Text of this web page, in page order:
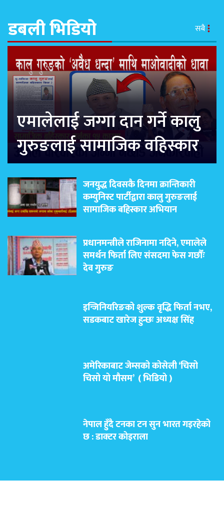
डबली भिडियो सबै
एमालेलाई जग्गा दान गर्ने कालु
गुरुङलाई सामाजिक वहिस्कार
जनयुद्ध दिवसकै दिनमा क्रान्तिकारी
कम्युनिस्ट पार्टीद्वारा कालु गुरुङलाई
सामाजिक बहिस्कार अभियान
प्रधानमन्त्रीले राजिनामा नदिने, एमालेले
समर्थन फिर्ता लिए संसदमा फेस गर्छौंः
देव गुरुङ
इन्जिनियरिङको शुल्क वृद्धि फिर्ता नभए,
सडकबाट खारेज हुन्छः अध्यक्ष सिंह
अमेरिकाबाट जेम्सको कोसेली ‘चिसो
चिसो यो मौसम’ ( भिडियो )
नेपाल हुँदै टनका टन सुन भारत गइरहेको
छ : डाक्टर कोइराला